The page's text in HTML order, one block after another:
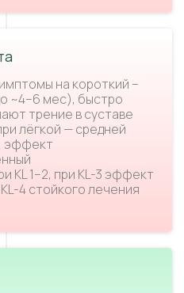
на короткий –
~4–6 мес), быстро
трение в суставе
лёгкой — средней
эффект
KL 1–2, при KL-3 эффект
4 стойкого лечения